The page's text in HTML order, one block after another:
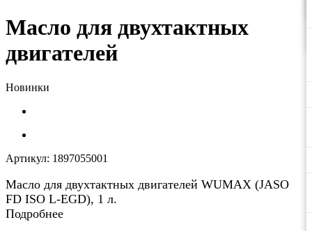
Масло для двухтактных
двигателей
Новинки
Артикул: 1897055001
Масло для двухтактных двигателей WUMAX (JASO
FD ISO L-EGD), 1 л.
Подробнее